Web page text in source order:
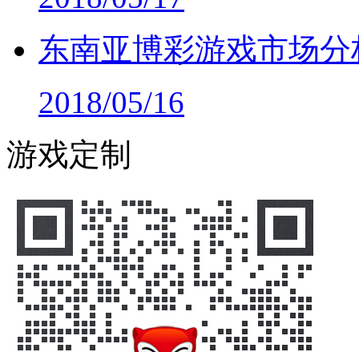
东南亚博彩游戏市场分
2018/05/16
游戏定制